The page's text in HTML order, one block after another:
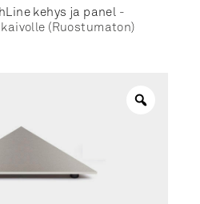
kehys ja panel -
(Ruostumaton)